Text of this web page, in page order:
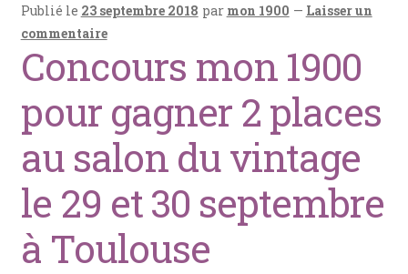
k p
Publié le 23 septembre 2018 par mon 1900 — Laisser un
commentaire
Concours mon 1900
pour gagner 2 places
au salon du vintage
le 29 et 30 septembre
à Toulouse